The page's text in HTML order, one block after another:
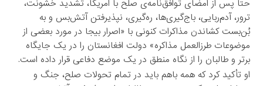
حتا پس از امضای توافق‌نامه‌ی صلح با امریکا، تشدید خشونت،
ترور، آدم‌ربایی، باج‌گیری‌ها، ره‌گیری، نپذیرفتن آتش‌بس و به
بُن‌بست کشاندن مذاکرات کنونی با «اصرار بیجا در مورد بعضی از
موضوعات طرزالعمل مذاکره» دولت افغانستان را در یک جایگاه
برتر و طالبان را از نگاه منطق در یک موضع دفاعی قرار داده است.
او تأکید کرد که همه باهم باید در تمام تحولات صلح، جنگ و